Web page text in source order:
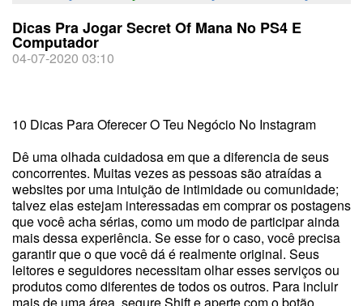
Dicas Pra Jogar Secret Of Mana No PS4 E
Computador
04-07-2020 03:10
10 Dicas Para Oferecer O Teu Negócio No Instagram
Dê uma olhada cuidadosa em que a diferencia de seus
concorrentes. Muitas vezes as pessoas são atraídas a
websites por uma intuição de intimidade ou comunidade;
talvez elas estejam interessadas em comprar os postagens
que você acha sérias, como um modo de participar ainda
mais dessa experiência. Se esse for o caso, você precisa
garantir que o que você dá é realmente original. Seus
leitores e seguidores necessitam olhar esses serviços ou
produtos como diferentes de todos os outros. Para incluir